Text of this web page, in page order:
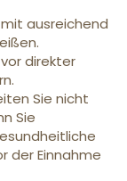
ausreichend
direkter
Sie nicht
Sie
der Einnahme